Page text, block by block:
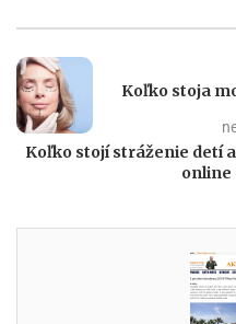
Koľko stoja
Koľko stojí stráženie detí
online